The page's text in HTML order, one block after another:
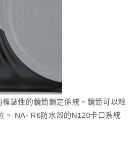
誌性的鏡筒鎖定係統。鏡筒可以輕
。 NA- R6防水殼的N120卡口系統